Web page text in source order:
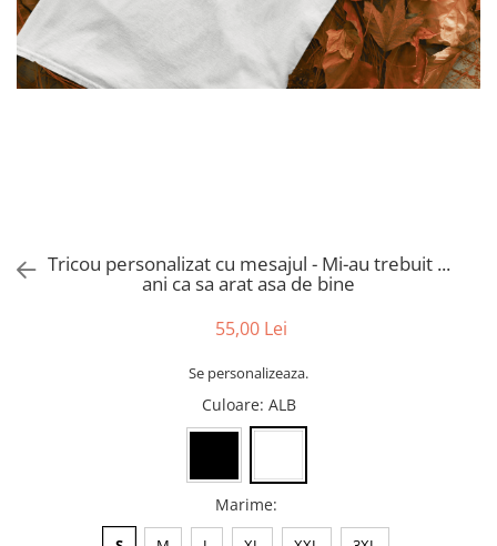
Puzzle personalizat
Rame foto personalizate
evenimente
Tavita de mot
Umerase Personalizate
Tricou personalizat cu mesajul - Mi-au trebuit ...
ani ca sa arat asa de bine
55,00 Lei
Se personalizeaza.
Culoare: ALB
Marime: